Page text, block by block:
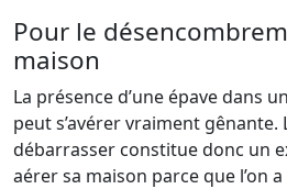
Pour le
maison
La présence d’une épave dans
peut s’avérer vraiment gênante.
débarrasser constitue donc un
aérer sa maison parce que l’on